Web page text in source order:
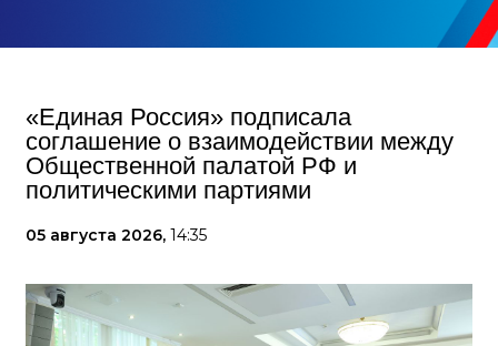
«Единая Россия» подписала
соглашение о взаимодействии между
Общественной палатой РФ и
политическими партиями
05 августа 2026, 14:35